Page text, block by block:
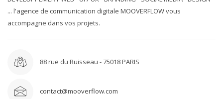
... l'agence de communication digitale MOOVERFLOW vous
accompagne dans vos projets.
88 rue du Ruisseau - 75018 PARIS
contact@mooverflow.com